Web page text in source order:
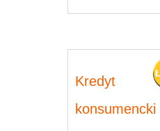
Kredyt
konsumencki